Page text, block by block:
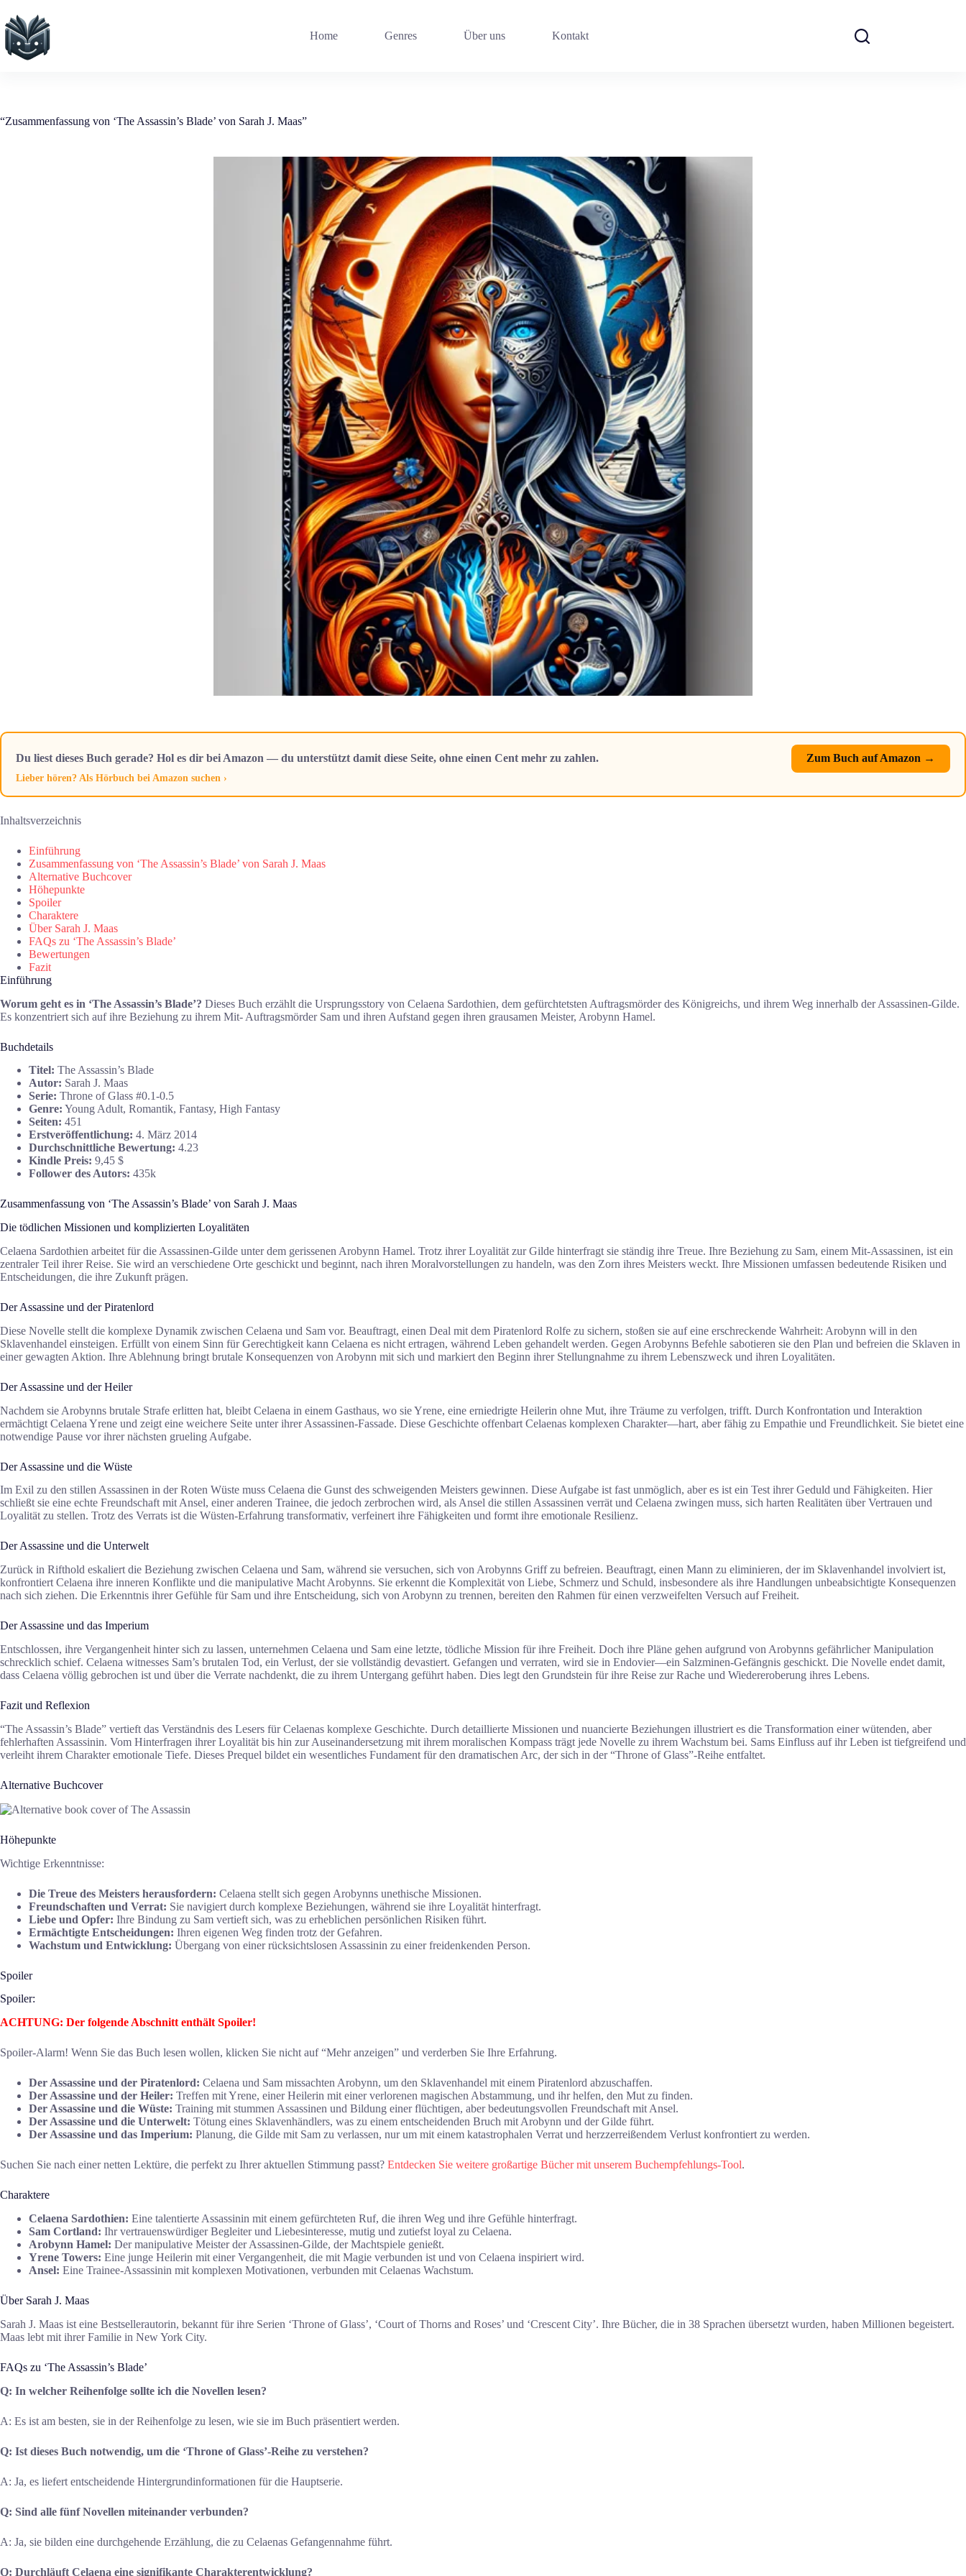
Inhalt
springen
Home Genres Über uns Kontakt
“Zusammenfassung von ‘The Assassin’s Blade’ von Sarah J. Maas”
Du liest dieses Buch gerade? Hol es dir bei Amazon — du unterstützt damit diese Seite, ohne einen Cent mehr zu zahlen. Zum Buch auf Amazon →
Lieber hören? Als Hörbuch bei Amazon suchen ›
Inhaltsverzeichnis
Einführung
Zusammenfassung von ‘The Assassin’s Blade’ von Sarah J. Maas
Alternative Buchcover
Höhepunkte
Spoiler
Charaktere
Über Sarah J. Maas
FAQs zu ‘The Assassin’s Blade’
Bewertungen
Fazit
Einführung
Worum geht es in ‘The Assassin’s Blade’? Dieses Buch erzählt die Ursprungsstory von Celaena Sardothien, dem gefürchtetsten Auftragsmörder des Königreichs, und ihrem Weg innerhalb der Assassinen-Gilde.
Es konzentriert sich auf ihre Beziehung zu ihrem Mit- Auftragsmörder Sam und ihren Aufstand gegen ihren grausamen Meister, Arobynn Hamel.
Buchdetails
Titel: The Assassin’s Blade
Autor: Sarah J. Maas
Serie: Throne of Glass #0.1-0.5
Genre: Young Adult, Romantik, Fantasy, High Fantasy
Seiten: 451
Erstveröffentlichung: 4. März 2014
Durchschnittliche Bewertung: 4.23
Kindle Preis: 9,45 $
Follower des Autors: 435k
Zusammenfassung von ‘The Assassin’s Blade’ von Sarah J. Maas
Die tödlichen Missionen und komplizierten Loyalitäten
Celaena Sardothien arbeitet für die Assassinen-Gilde unter dem gerissenen Arobynn Hamel. Trotz ihrer Loyalität zur Gilde hinterfragt sie ständig ihre Treue. Ihre Beziehung zu Sam, einem Mit-Assassinen, ist ein
zentraler Teil ihrer Reise. Sie wird an verschiedene Orte geschickt und beginnt, nach ihren Moralvorstellungen zu handeln, was den Zorn ihres Meisters weckt. Ihre Missionen umfassen bedeutende Risiken und
Entscheidungen, die ihre Zukunft prägen.
Der Assassine und der Piratenlord
Diese Novelle stellt die komplexe Dynamik zwischen Celaena und Sam vor. Beauftragt, einen Deal mit dem Piratenlord Rolfe zu sichern, stoßen sie auf eine erschreckende Wahrheit: Arobynn will in den
Sklavenhandel einsteigen. Erfüllt von einem Sinn für Gerechtigkeit kann Celaena es nicht ertragen, während Leben gehandelt werden. Gegen Arobynns Befehle sabotieren sie den Plan und befreien die Sklaven in
einer gewagten Aktion. Ihre Ablehnung bringt brutale Konsequenzen von Arobynn mit sich und markiert den Beginn ihrer Stellungnahme zu ihrem Lebenszweck und ihren Loyalitäten.
Der Assassine und der Heiler
Nachdem sie Arobynns brutale Strafe erlitten hat, bleibt Celaena in einem Gasthaus, wo sie Yrene, eine erniedrigte Heilerin ohne Mut, ihre Träume zu verfolgen, trifft. Durch Konfrontation und Interaktion
ermächtigt Celaena Yrene und zeigt eine weichere Seite unter ihrer Assassinen-Fassade. Diese Geschichte offenbart Celaenas komplexen Charakter—hart, aber fähig zu Empathie und Freundlichkeit. Sie bietet eine
notwendige Pause vor ihrer nächsten grueling Aufgabe.
Der Assassine und die Wüste
Im Exil zu den stillen Assassinen in der Roten Wüste muss Celaena die Gunst des schweigenden Meisters gewinnen. Diese Aufgabe ist fast unmöglich, aber es ist ein Test ihrer Geduld und Fähigkeiten. Hier
schließt sie eine echte Freundschaft mit Ansel, einer anderen Trainee, die jedoch zerbrochen wird, als Ansel die stillen Assassinen verrät und Celaena zwingen muss, sich harten Realitäten über Vertrauen und
Loyalität zu stellen. Trotz des Verrats ist die Wüsten-Erfahrung transformativ, verfeinert ihre Fähigkeiten und formt ihre emotionale Resilienz.
Der Assassine und die Unterwelt
Zurück in Rifthold eskaliert die Beziehung zwischen Celaena und Sam, während sie versuchen, sich von Arobynns Griff zu befreien. Beauftragt, einen Mann zu eliminieren, der im Sklavenhandel involviert ist,
konfrontiert Celaena ihre inneren Konflikte und die manipulative Macht Arobynns. Sie erkennt die Komplexität von Liebe, Schmerz und Schuld, insbesondere als ihre Handlungen unbeabsichtigte Konsequenzen
nach sich ziehen. Die Erkenntnis ihrer Gefühle für Sam und ihre Entscheidung, sich von Arobynn zu trennen, bereiten den Rahmen für einen verzweifelten Versuch auf Freiheit.
Der Assassine und das Imperium
Entschlossen, ihre Vergangenheit hinter sich zu lassen, unternehmen Celaena und Sam eine letzte, tödliche Mission für ihre Freiheit. Doch ihre Pläne gehen aufgrund von Arobynns gefährlicher Manipulation
schrecklich schief. Celaena witnesses Sam’s brutalen Tod, ein Verlust, der sie vollständig devastiert. Gefangen und verraten, wird sie in Endovier—ein Salzminen-Gefängnis geschickt. Die Novelle endet damit,
dass Celaena völlig gebrochen ist und über die Verrate nachdenkt, die zu ihrem Untergang geführt haben. Dies legt den Grundstein für ihre Reise zur Rache und Wiedereroberung ihres Lebens.
Fazit und Reflexion
“The Assassin’s Blade” vertieft das Verständnis des Lesers für Celaenas komplexe Geschichte. Durch detaillierte Missionen und nuancierte Beziehungen illustriert es die Transformation einer wütenden, aber
fehlerhaften Assassinin. Vom Hinterfragen ihrer Loyalität bis hin zur Auseinandersetzung mit ihrem moralischen Kompass trägt jede Novelle zu ihrem Wachstum bei. Sams Einfluss auf ihr Leben ist tiefgreifend und
verleiht ihrem Charakter emotionale Tiefe. Dieses Prequel bildet ein wesentliches Fundament für den dramatischen Arc, der sich in der “Throne of Glass”-Reihe entfaltet.
Alternative Buchcover
Höhepunkte
Wichtige Erkenntnisse:
Die Treue des Meisters herausfordern: Celaena stellt sich gegen Arobynns unethische Missionen.
Freundschaften und Verrat: Sie navigiert durch komplexe Beziehungen, während sie ihre Loyalität hinterfragt.
Liebe und Opfer: Ihre Bindung zu Sam vertieft sich, was zu erheblichen persönlichen Risiken führt.
Ermächtigte Entscheidungen: Ihren eigenen Weg finden trotz der Gefahren.
Wachstum und Entwicklung: Übergang von einer rücksichtslosen Assassinin zu einer freidenkenden Person.
Spoiler
Spoiler:
ACHTUNG: Der folgende Abschnitt enthält Spoiler!
Spoiler-Alarm! Wenn Sie das Buch lesen wollen, klicken Sie nicht auf “Mehr anzeigen” und verderben Sie Ihre Erfahrung.
Der Assassine und der Piratenlord: Celaena und Sam missachten Arobynn, um den Sklavenhandel mit einem Piratenlord abzuschaffen.
Der Assassine und der Heiler: Treffen mit Yrene, einer Heilerin mit einer verlorenen magischen Abstammung, und ihr helfen, den Mut zu finden.
Der Assassine und die Wüste: Training mit stummen Assassinen und Bildung einer flüchtigen, aber bedeutungsvollen Freundschaft mit Ansel.
Der Assassine und die Unterwelt: Tötung eines Sklavenhändlers, was zu einem entscheidenden Bruch mit Arobynn und der Gilde führt.
Der Assassine und das Imperium: Planung, die Gilde mit Sam zu verlassen, nur um mit einem katastrophalen Verrat und herzzerreißendem Verlust konfrontiert zu werden.
Suchen Sie nach einer netten Lektüre, die perfekt zu Ihrer aktuellen Stimmung passt? Entdecken Sie weitere großartige Bücher mit unserem Buchempfehlungs-Tool.
Charaktere
Celaena Sardothien: Eine talentierte Assassinin mit einem gefürchteten Ruf, die ihren Weg und ihre Gefühle hinterfragt.
Sam Cortland: Ihr vertrauenswürdiger Begleiter und Liebesinteresse, mutig und zutiefst loyal zu Celaena.
Arobynn Hamel: Der manipulative Meister der Assassinen-Gilde, der Machtspiele genießt.
Yrene Towers: Eine junge Heilerin mit einer Vergangenheit, die mit Magie verbunden ist und von Celaena inspiriert wird.
Ansel: Eine Trainee-Assassinin mit komplexen Motivationen, verbunden mit Celaenas Wachstum.
Über Sarah J. Maas
Sarah J. Maas ist eine Bestsellerautorin, bekannt für ihre Serien ‘Throne of Glass’, ‘Court of Thorns and Roses’ und ‘Crescent City’. Ihre Bücher, die in 38 Sprachen übersetzt wurden, haben Millionen begeistert.
Maas lebt mit ihrer Familie in New York City.
FAQs zu ‘The Assassin’s Blade’
Q: In welcher Reihenfolge sollte ich die Novellen lesen?
A: Es ist am besten, sie in der Reihenfolge zu lesen, wie sie im Buch präsentiert werden.
Q: Ist dieses Buch notwendig, um die ‘Throne of Glass’-Reihe zu verstehen?
A: Ja, es liefert entscheidende Hintergrundinformationen für die Hauptserie.
Q: Sind alle fünf Novellen miteinander verbunden?
A: Ja, sie bilden eine durchgehende Erzählung, die zu Celaenas Gefangennahme führt.
Q: Durchläuft Celaena eine signifikante Charakterentwicklung?